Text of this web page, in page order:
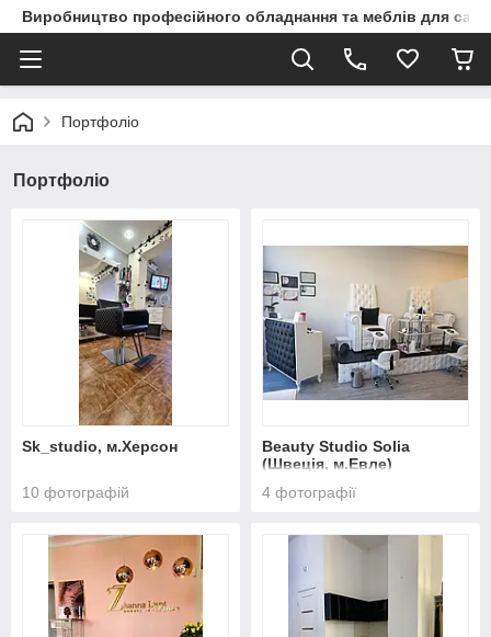
Виробництво професійного обладнання та меблів для
Портфоліо
Портфоліо
Sk_studio, м.Херсон
10 фотографій
Beauty Studio Solia
(Швеція, м.Евле)
4 фотографії